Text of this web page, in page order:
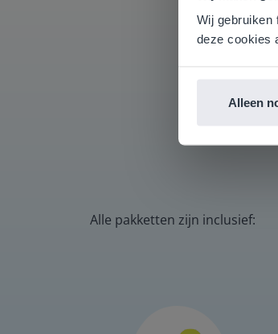
Wij gebruiken
deze cookies
Alleen
Alle pakketten zijn inclusief: